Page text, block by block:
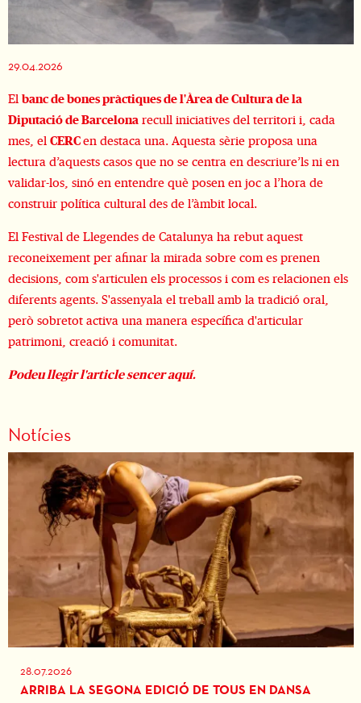
29.04.2026
El banc de bones pràctiques de l'Àrea de Cultura de la
Diputació de Barcelonarecull iniciatives del territori i, cada
mes, el CERCen destaca una. Aquesta sèrie proposa una
lectura d’aquests casos que no se centra en descriure’ls ni en
validar-los, sinó en entendre què posen en joc a l’hora de
construir política cultural des de l’àmbit local.
El Festival de Llegendes de Catalunya ha rebut aquest
reconeixement per afinar la mirada sobre com es prenen
decisions, com s'articulen els processos i com es relacionen els
diferents agents. S'assenyala el treball amb la tradició oral,
però sobretot activa una manera específica d'articular
patrimoni, creació i comunitat.
Podeu llegir l'article sencer aquí.
Notícies
28.07.2026
ARRIBA LA SEGONA EDICIÓ DE TOUS EN DANSA